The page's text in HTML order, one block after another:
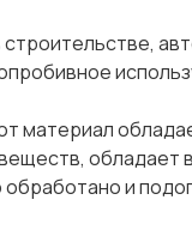
материал
обладает
и